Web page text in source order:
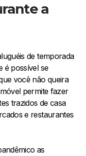
a
de temporada
é possível se
você não queira
permite fazer
trazidos de casa
e restaurantes
as